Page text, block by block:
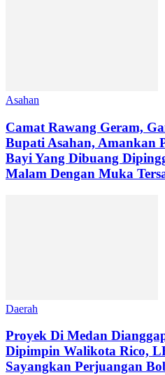
Asahan
Camat Rawang Geram,
Bupati Asahan, Amankan
Bayi Yang Dibuang
Malam Dengan Muka
Daerah
Proyek Di Medan
Dipimpin Walikota Rico,
Sayangkan Perjuangan